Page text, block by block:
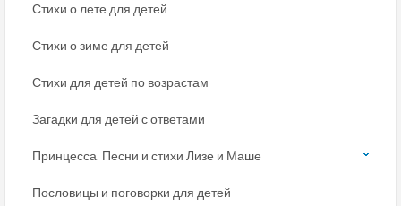
Стихи о лете для детей
Стихи о зиме для детей
Стихи для детей по возрастам
Загадки для детей с ответами
Принцесса. Песни и стихи Лизе и Маше
Пословицы и поговорки для детей